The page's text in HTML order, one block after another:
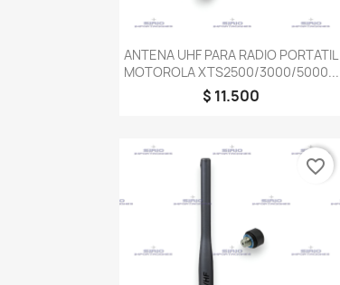
Vista rápida
ANTENA UHF PARA RADIO PORTATIL
MOTOROLA XTS2500/3000/5000...
$ 11.500
favorite_border